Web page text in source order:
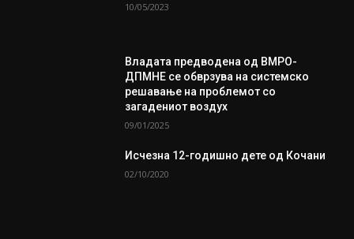
10/05/2023
Владата предводена од ВМРО-
ДПМНЕ се обврзува на системско
решавање на проблемот со
загадениот воздух
09/01/2025
Исчезна 12-годишно дете од Кочани
02/10/2020